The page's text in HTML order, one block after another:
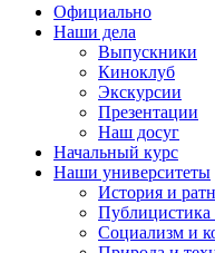
Официально
Наши дела
Выпускники
Киноклуб
Экскурсии
Презентации
Наш досуг
Начальный курс
Наши университеты
История и
Публицистика
Социализм и